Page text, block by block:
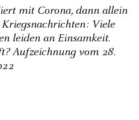
mit Corona, dann allein
Viele
leiden an Einsamkeit.
Aufzeichnung vom 28.